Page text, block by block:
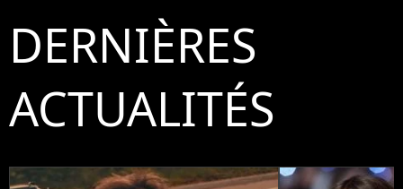
DERNIÈRES
ACTUALITÉS